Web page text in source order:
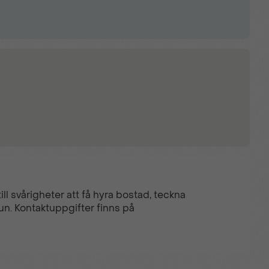
svårigheter att få hyra bostad, teckna
Kontaktuppgifter finns på